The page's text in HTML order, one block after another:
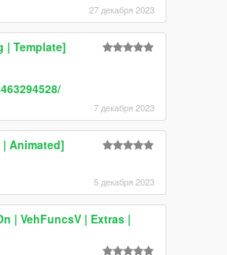
27 декабря 2023
| Template]
7 декабря 2023
| Animated]
5 декабря 2023
| VehFuncsV | Extras |